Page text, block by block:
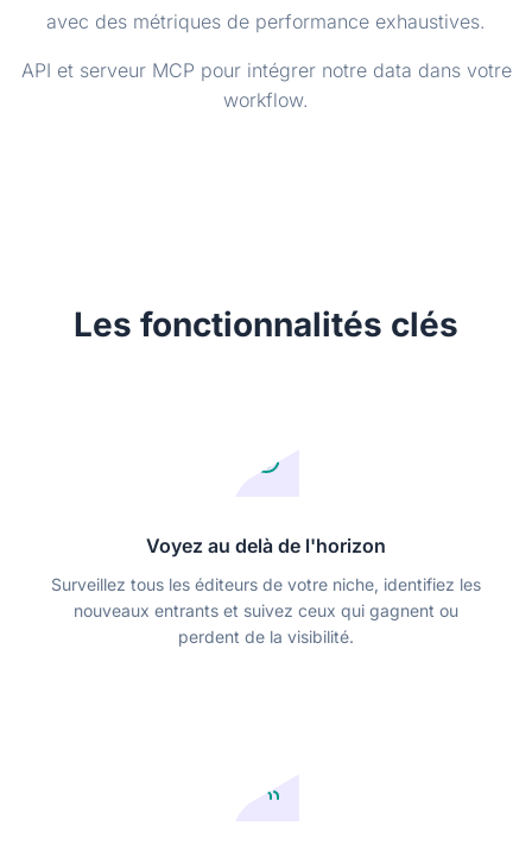
avec des métriques de performance exhaustives.
API et serveur MCP pour intégrer notre data dans votre
workflow.
Les fonctionnalités clés
Voyez au delà de l'horizon
Surveillez tous les éditeurs de votre niche, identifiez les
nouveaux entrants et suivez ceux qui gagnent ou
perdent de la visibilité.